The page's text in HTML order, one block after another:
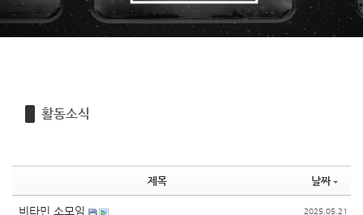
활동소식
제목 날짜
비타민 소모임 2025.05.21